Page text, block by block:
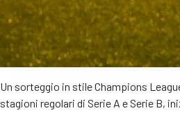
Un sorteggio in stile Champions
stagioni regolari di Serie A e Serie B,